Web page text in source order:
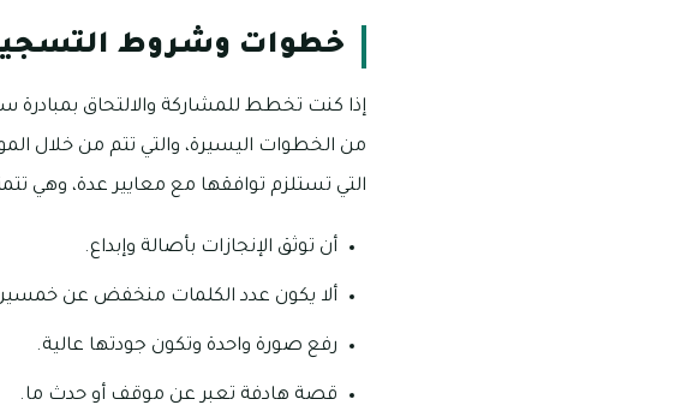
خطوات وشروط
إذا كنت تخطط للمشاركة والالتحاق بمبادرة
من الخطوات اليسيرة، والتي تتم من خلال
التي تستلزم توافقها مع معايير عدة، وهي
أن توثق الإنجازات بأصالة وإبداع.
ألا يكون عدد الكلمات منخفض عن
رفع صورة واحدة وتكون جودتها عالية.
قصة هادفة تعبر عن موقف أو حدث ما.